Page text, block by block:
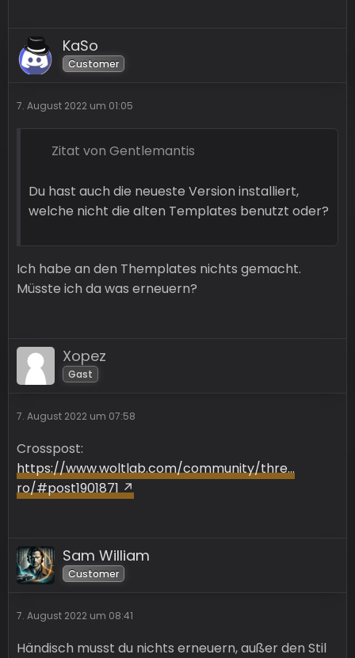
KaSo
Customer
7. August 2022 um 01:05
Zitat von Gentlemantis
Du hast auch die neueste Version installiert,
welche nicht die alten Templates benutzt oder?
Ich habe an den Themplates nichts gemacht.
Müsste ich da was erneuern?
Xopez
Gast
7. August 2022 um 07:58
Crosspost:
https://www.woltlab.com/community/thre…
ro/#post1901871
Sam William
Customer
7. August 2022 um 08:41
Händisch musst du nichts erneuern, außer den Stil